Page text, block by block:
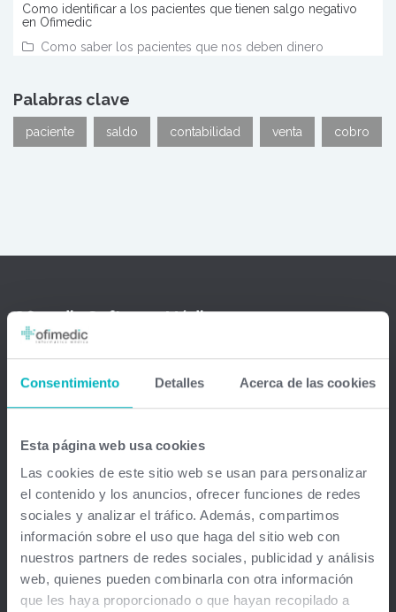
Consentimiento Detalles Acerca de las cookies
Esta página web usa cookies
Las cookies de este sitio web se usan para personalizar
el contenido y los anuncios, ofrecer funciones de redes
sociales y analizar el tráfico. Además, compartimos
información sobre el uso que haga del sitio web con
nuestros partners de redes sociales, publicidad y análisis
web, quienes pueden combinarla con otra información
que les haya proporcionado o que hayan recopilado a
Como identificar a los pacientes que tienen salgo negativo
en Ofimedic
Como saber los pacientes que nos deben dinero
Palabras clave
paciente saldo contabilidad venta cobro
Ofimedic Software Médico
Barcelona - Madrid - Sevilla - Guipuzkoa - Vizcaya - Valencia -
Baleares - Gran Canaria - México - Chile - Venezuela
Empresa
Aviso legal
Soluciones
Gestión médica total